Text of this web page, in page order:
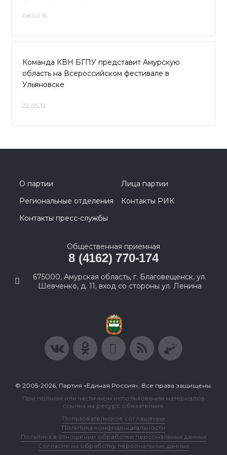
06.02.15
Команда КВН БГПУ представит Амурскую
область на Всероссийском фестивале в
Ульяновске
22.05.12
О партии
Лица партии
Региональные отделения
Контакты РИК
Контакты пресс-службы
Общественная приемная
8 (4162) 770-174
675000, Амурская область, г. Благовещенск, ул.
Шевченко, д. 11, вход со стороны ул. Ленина
© 2005-2026, Партия «Единая Россия». Все права защищены.
При полном или частичном использовании материалов
ссылка на ресурс обязательна.
Пользовательское соглашение
Политика конфиденциальности
Политика в отношении обработки персональных данных
Согласие на обработку персональных данных